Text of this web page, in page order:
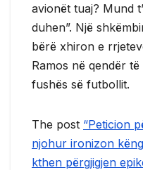
avionët tuaj? Mund
duhen”. Një
bërë xhiron e
Ramos në qendër
fushës së futbollit.
The post “Peticion
njohur ironizon
kthen përgjigjen